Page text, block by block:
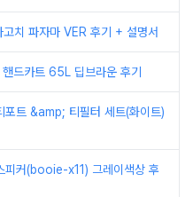
치 파자마 VER 후기 + 설명서
드카트 65L 딥브라운 후기
포트 &amp; 티필터 세트(화이트)
피커(booie-x11) 그레이색상 후